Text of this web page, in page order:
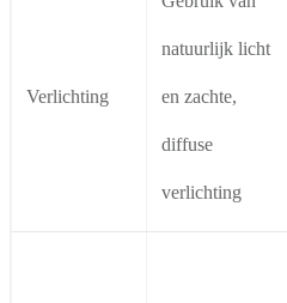
Verlichting
natuurlijk licht
en zachte,
diffuse
verlichting